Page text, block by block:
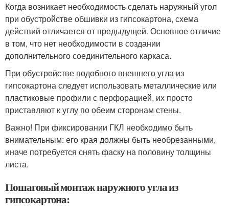
Когда возникает необходимость сделать наружный угол
при обустройстве обшивки из гипсокартона, схема
действий отличается от предыдущей. Основное отличие
в том, что нет необходимости в создании
дополнительного соединительного каркаса.
При обустройстве подобного внешнего угла из
гипсокартона следует использовать металлические или
пластиковые профили с перфорацией, их просто
приставляют к углу по обеим сторонам стены.
Важно! При фиксировании ГКЛ необходимо быть
внимательным: его края должны быть необрезанными,
иначе потребуется снять фаску на половину толщины
листа.
Пошаговый монтаж наружного угла из
гипсокартона: